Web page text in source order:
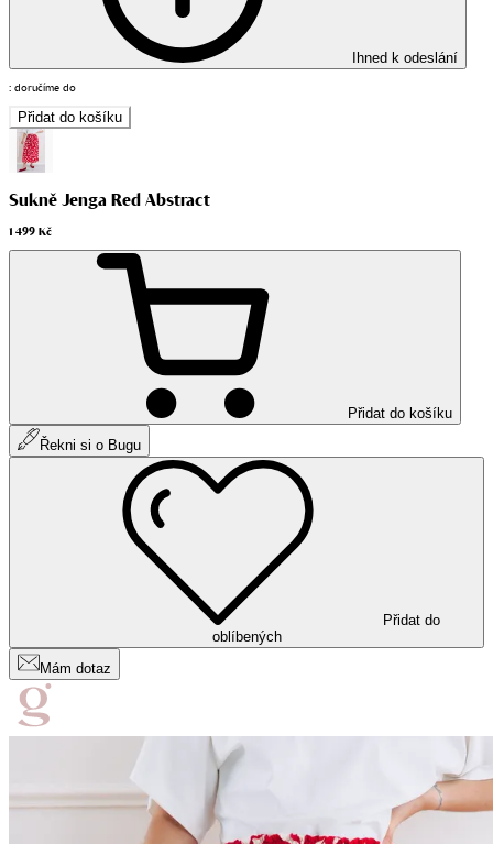
Ihned k odeslání
: doručíme do
Přidat do košíku
Sukně Jenga Red Abstract
1 499 Kč
Přidat do košíku
Řekni si o Bugu
Přidat do
oblíbených
Mám dotaz